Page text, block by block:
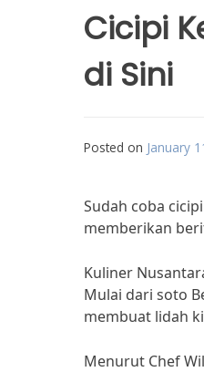
Cicipi
di Sini
Posted on January
Sudah coba
memberikan
Kuliner
Mulai dari soto
membuat lidah
Menurut Chef